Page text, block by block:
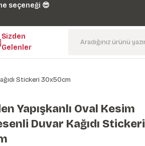
seçeneği 😎
Sizden
Gelenler
Stickeri 30x50cm
Yapışkanlı Oval Kesim
Duvar Kağıdı Stickeri